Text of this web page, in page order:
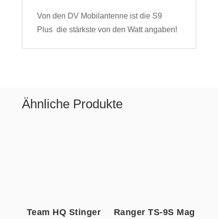
Von den DV Mobilantenne ist die S9
Plus die stärkste von den Watt angaben!
Ähnliche Produkte
Team HQ Stinger
Ranger TS-9S Mag